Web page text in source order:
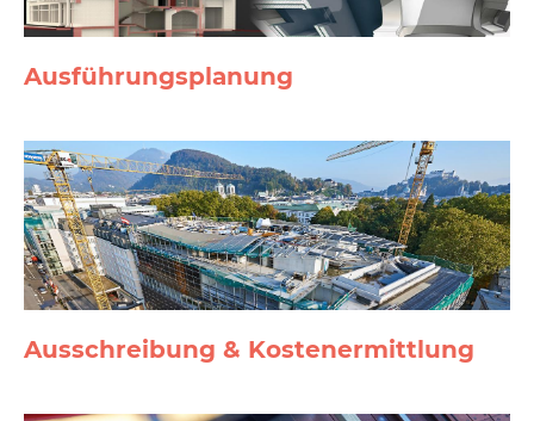
Ausführungs­planung
Ausschreibung & Kosten­ermittlung